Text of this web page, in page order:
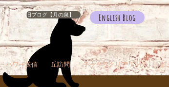
旧ブログ【月の泉】 English Blog
パワー送信 丘訪問 チャクラクリアリング ギ